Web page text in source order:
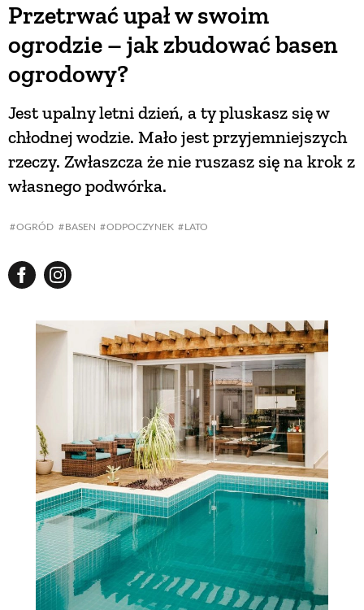
Przetrwać upał w swoim
ogrodzie – jak zbudować basen
ogrodowy?
OGRÓD BASEN ODPOCZYNEK LATO
Jest upalny letni dzień, a ty pluskasz się w
chłodnej wodzie. Mało jest przyjemniejszych
rzeczy. Zwłaszcza że nie ruszasz się na krok z
własnego podwórka.